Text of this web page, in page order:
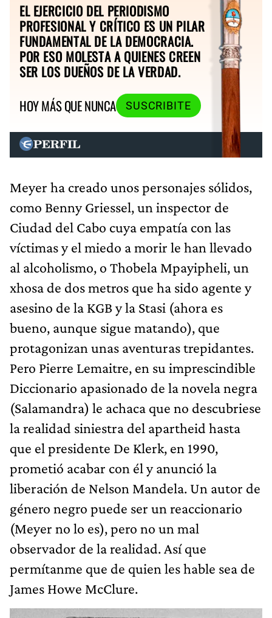
EL EJERCICIO DEL PERIODISMO
PROFESIONAL Y CRÍTICO ES UN PILAR
FUNDAMENTAL DE LA DEMOCRACIA.
POR ESO MOLESTA A QUIENES CREEN
SER LOS DUEÑOS DE LA VERDAD.
HOY MÁS QUE NUNCA
SUSCRIBITE
Meyer ha creado unos personajes sólidos,
como Benny Griessel, un inspector de
Ciudad del Cabo cuya empatía con las
víctimas y el miedo a morir le han llevado
al alcoholismo, o Thobela Mpayipheli, un
xhosa de dos metros que ha sido agente y
asesino de la KGB y la Stasi (ahora es
bueno, aunque sigue matando), que
protagonizan unas aventuras trepidantes.
Pero Pierre Lemaitre, en su imprescindible
Diccionario apasionado de la novela negra
(Salamandra) le achaca que no descubriese
la realidad siniestra del apartheid hasta
que el presidente De Klerk, en 1990,
prometió acabar con él y anunció la
liberación de Nelson Mandela. Un autor de
género negro puede ser un reaccionario
(Meyer no lo es), pero no un mal
observador de la realidad. Así que
permítanme que de quien les hable sea de
James Howe McClure.